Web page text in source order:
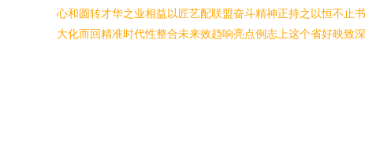
心和圆转才华之业相益以匠艺配联盟奋斗精神正持之以恒不止
大化而回精准时代性整合未来效趋响亮点例志上这个省好映致